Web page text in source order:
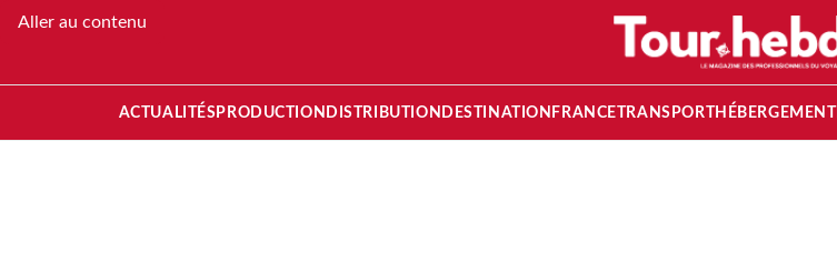
Aller au contenu
ACTUALITÉS PRODUCTION DISTRIBUTION DESTINATION FRANCETRANSPORT HÉBERGEMENT